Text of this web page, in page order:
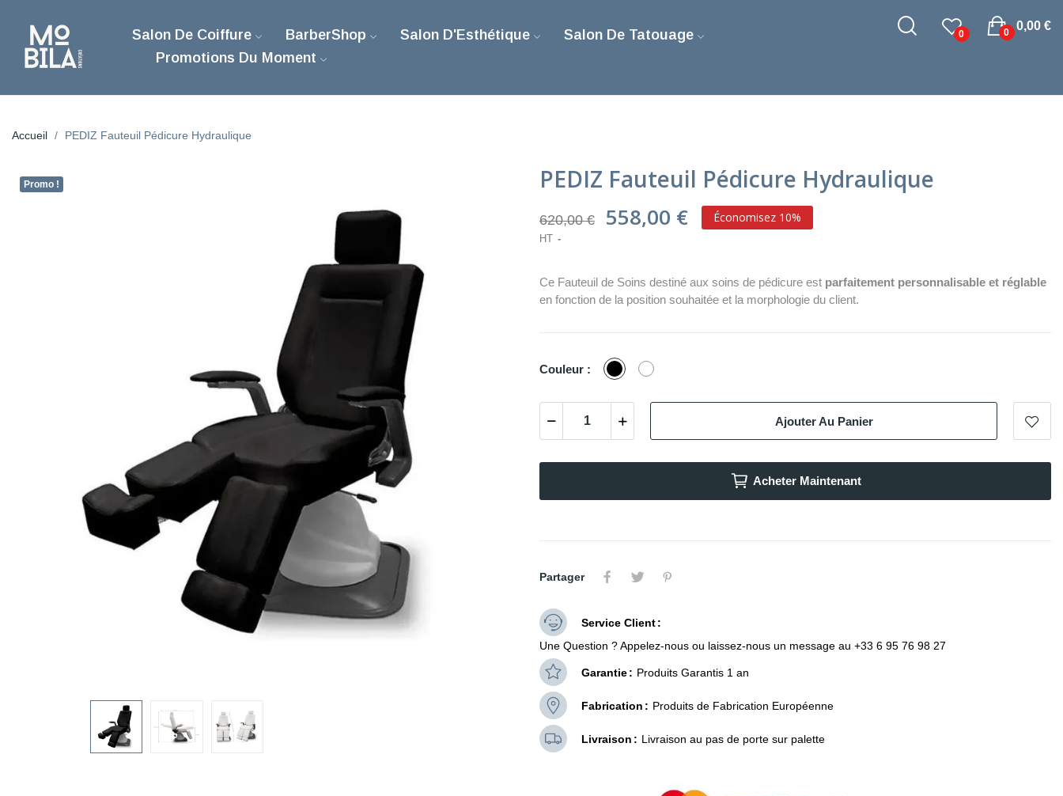
Salon De Coiffure BarberShop Salon D'Esthétique
Salon De Tatouage
Promotions Du Moment
0
0,00 €
0
Accueil PEDIZ Fauteuil Pédicure Hydraulique
Promo ! PEDIZ Fauteuil Pédicure Hydraulique
620,00 € 558,00 € Économisez 10%
HT
Ce Fauteuil de Soins destiné aux soins de pédicure est parfaitement personnalisable et réglable
en fonction de la position souhaitée et la morphologie du client.
Couleur : Noir Blanc
Ajouter Au Panier
Acheter Maintenant
Partager
Service Client
Une Question ? Appelez-nous ou laissez-nous un message au +33 6 95 76 98 27
Garantie Produits Garantis 1 an
Fabrication Produits de Fabrication Européenne
Livraison Livraison au pas de porte sur palette